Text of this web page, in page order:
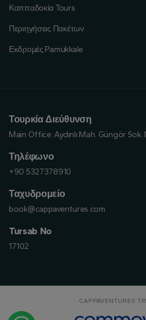
Καππαδοκία Tours
Περιηγήσεις Πακέτων
Εκδρομές Pamukkale
Τουρκία Διεύθυνση
Main Office:Aydınlı Mah. Güngör
Τηλέφωνο
+90 5327378910
Ταχυδρομείο
book@cappaventures.com
Tursab No
17102
CAPPAVENTURES